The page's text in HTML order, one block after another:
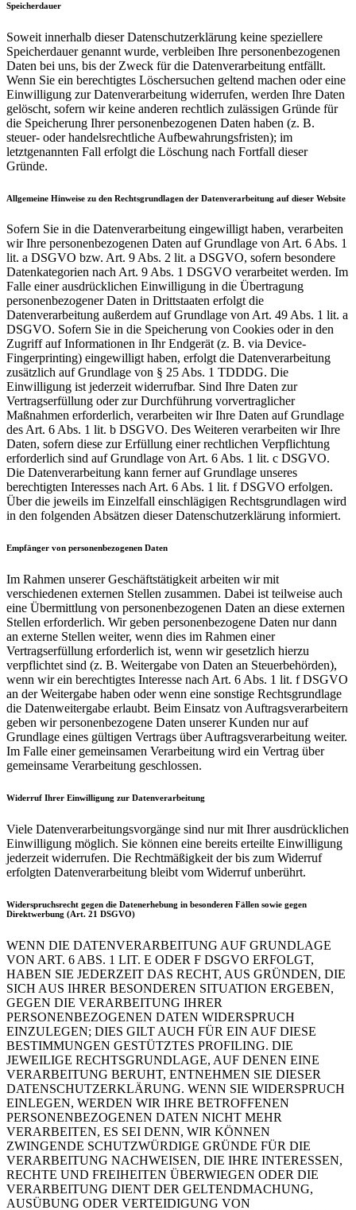
Speicherdauer
Soweit innerhalb dieser Datenschutzerklärung keine speziellere
Speicherdauer genannt wurde, verbleiben Ihre personenbezogenen
Daten bei uns, bis der Zweck für die Datenverarbeitung entfällt.
Wenn Sie ein berechtigtes Löschersuchen geltend machen oder eine
Einwilligung zur Datenverarbeitung widerrufen, werden Ihre Daten
gelöscht, sofern wir keine anderen rechtlich zulässigen Gründe für
die Speicherung Ihrer personenbezogenen Daten haben (z. B.
steuer- oder handelsrechtliche Aufbewahrungsfristen); im
letztgenannten Fall erfolgt die Löschung nach Fortfall dieser
Gründe.
Allgemeine Hinweise zu den Rechtsgrundlagen der Datenverarbeitung auf dieser Website
Sofern Sie in die Datenverarbeitung eingewilligt haben, verarbeiten
wir Ihre personenbezogenen Daten auf Grundlage von Art. 6 Abs. 1
lit. a DSGVO bzw. Art. 9 Abs. 2 lit. a DSGVO, sofern besondere
Datenkategorien nach Art. 9 Abs. 1 DSGVO verarbeitet werden. Im
Falle einer ausdrücklichen Einwilligung in die Übertragung
personenbezogener Daten in Drittstaaten erfolgt die
Datenverarbeitung außerdem auf Grundlage von Art. 49 Abs. 1 lit. a
DSGVO. Sofern Sie in die Speicherung von Cookies oder in den
Zugriff auf Informationen in Ihr Endgerät (z. B. via Device-
Fingerprinting) eingewilligt haben, erfolgt die Datenverarbeitung
zusätzlich auf Grundlage von § 25 Abs. 1 TDDDG. Die
Einwilligung ist jederzeit widerrufbar. Sind Ihre Daten zur
Vertragserfüllung oder zur Durchführung vorvertraglicher
Maßnahmen erforderlich, verarbeiten wir Ihre Daten auf Grundlage
des Art. 6 Abs. 1 lit. b DSGVO. Des Weiteren verarbeiten wir Ihre
Daten, sofern diese zur Erfüllung einer rechtlichen Verpflichtung
erforderlich sind auf Grundlage von Art. 6 Abs. 1 lit. c DSGVO.
Die Datenverarbeitung kann ferner auf Grundlage unseres
berechtigten Interesses nach Art. 6 Abs. 1 lit. f DSGVO erfolgen.
Über die jeweils im Einzelfall einschlägigen Rechtsgrundlagen wird
in den folgenden Absätzen dieser Datenschutzerklärung informiert.
Empfänger von personenbezogenen Daten
Im Rahmen unserer Geschäftstätigkeit arbeiten wir mit
verschiedenen externen Stellen zusammen. Dabei ist teilweise auch
eine Übermittlung von personenbezogenen Daten an diese externen
Stellen erforderlich. Wir geben personenbezogene Daten nur dann
an externe Stellen weiter, wenn dies im Rahmen einer
Vertragserfüllung erforderlich ist, wenn wir gesetzlich hierzu
verpflichtet sind (z. B. Weitergabe von Daten an Steuerbehörden),
wenn wir ein berechtigtes Interesse nach Art. 6 Abs. 1 lit. f DSGVO
an der Weitergabe haben oder wenn eine sonstige Rechtsgrundlage
die Datenweitergabe erlaubt. Beim Einsatz von Auftragsverarbeitern
geben wir personenbezogene Daten unserer Kunden nur auf
Grundlage eines gültigen Vertrags über Auftragsverarbeitung weiter.
Im Falle einer gemeinsamen Verarbeitung wird ein Vertrag über
gemeinsame Verarbeitung geschlossen.
Widerruf Ihrer Einwilligung zur Datenverarbeitung
Viele Datenverarbeitungsvorgänge sind nur mit Ihrer ausdrücklichen
Einwilligung möglich. Sie können eine bereits erteilte Einwilligung
jederzeit widerrufen. Die Rechtmäßigkeit der bis zum Widerruf
erfolgten Datenverarbeitung bleibt vom Widerruf unberührt.
Widerspruchsrecht gegen die Datenerhebung in besonderen Fällen sowie gegen
Direktwerbung (Art. 21 DSGVO)
WENN DIE DATENVERARBEITUNG AUF GRUNDLAGE
VON ART. 6 ABS. 1 LIT. E ODER F DSGVO ERFOLGT,
HABEN SIE JEDERZEIT DAS RECHT, AUS GRÜNDEN, DIE
SICH AUS IHRER BESONDEREN SITUATION ERGEBEN,
GEGEN DIE VERARBEITUNG IHRER
PERSONENBEZOGENEN DATEN WIDERSPRUCH
EINZULEGEN; DIES GILT AUCH FÜR EIN AUF DIESE
BESTIMMUNGEN GESTÜTZTES PROFILING. DIE
JEWEILIGE RECHTSGRUNDLAGE, AUF DENEN EINE
VERARBEITUNG BERUHT, ENTNEHMEN SIE DIESER
DATENSCHUTZERKLÄRUNG. WENN SIE WIDERSPRUCH
EINLEGEN, WERDEN WIR IHRE BETROFFENEN
PERSONENBEZOGENEN DATEN NICHT MEHR
VERARBEITEN, ES SEI DENN, WIR KÖNNEN
ZWINGENDE SCHUTZWÜRDIGE GRÜNDE FÜR DIE
VERARBEITUNG NACHWEISEN, DIE IHRE INTERESSEN,
RECHTE UND FREIHEITEN ÜBERWIEGEN ODER DIE
VERARBEITUNG DIENT DER GELTENDMACHUNG,
AUSÜBUNG ODER VERTEIDIGUNG VON